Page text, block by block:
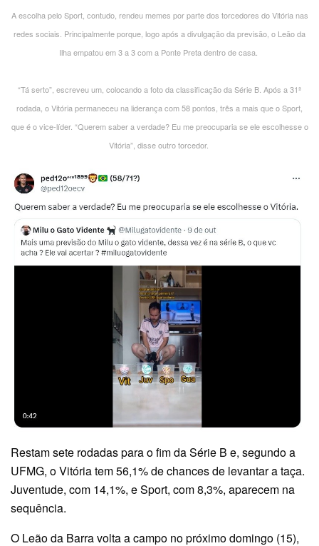
A escolha pelo Sport, contudo, rendeu memes por parte dos torcedores do Vitória nas
redes sociais. Principalmente porque, logo após a divulgação da previsão, o Leão da
Ilha empatou em 3 a 3 com a Ponte Preta dentro de casa.
“Tá serto”, escreveu um, colocando a foto da classificação da Série B. Após a 31ª
rodada, o Vitória permaneceu na liderança com 58 pontos, três a mais que o Sport,
que é o vice-líder. “Querem saber a verdade? Eu me preocuparia se ele escolhesse o
Vitória”, disse outro torcedor.
Restam sete rodadas para o fim da Série B e, segundo a
UFMG, o Vitória tem 56,1% de chances de levantar a taça.
Juventude, com 14,1%, e Sport, com 8,3%, aparecem na
sequência.
O Leão da Barra volta a campo no próximo domingo (15),